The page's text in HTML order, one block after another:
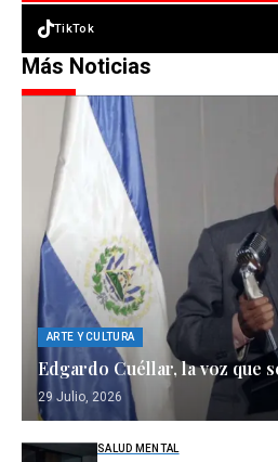
TikTok
Más Noticias
ARTE Y CULTURA
Edgardo Cuéllar, la voz que
29 Julio, 2026
SALUD MENTAL